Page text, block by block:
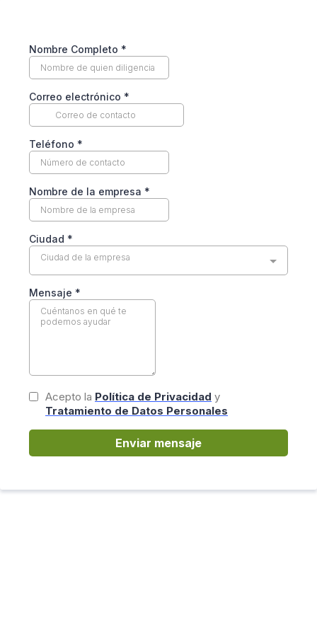
Nombre Completo *
Correo electrónico *
Teléfono *
Nombre de la empresa *
Ciudad *
Ciudad de la empresa
Mensaje *
Acepto la Política de Privacidad y
Tratamiento de Datos Personales
Enviar mensaje